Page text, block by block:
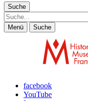
Suche
Suche
Menü Suche
facebook
YouTube